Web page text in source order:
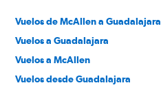
Vuelos de McAllen a Guadalajara
Vuelos a Guadalajara
Vuelos a McAllen
Vuelos desde Guadalajara